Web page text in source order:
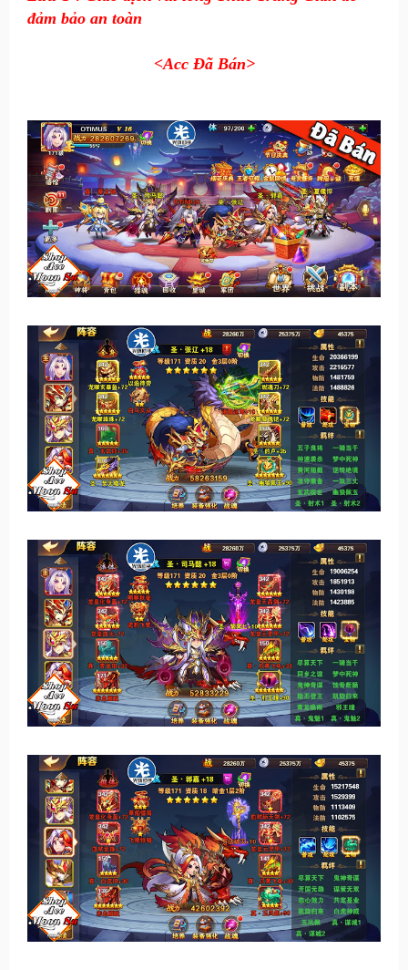
đảm bảo an toàn
<Acc Đã Bán>